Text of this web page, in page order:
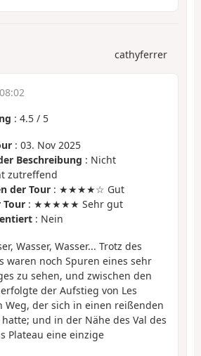
cathyferrer
: 4.5 / 5
: 03. Nov 2025
Beschreibung : Nicht
zutreffend
der Tour : ★★★★☆ Gut
: ★★★★★ Sehr gut
: Nein
Wasser, Wasser... Trotz des
waren noch Spuren eines sehr
zu sehen, und zwischen den
der Aufstieg von Les
Weg, der sich in einen reißenden
und in der Nähe des Val des
Plateau eine einzige